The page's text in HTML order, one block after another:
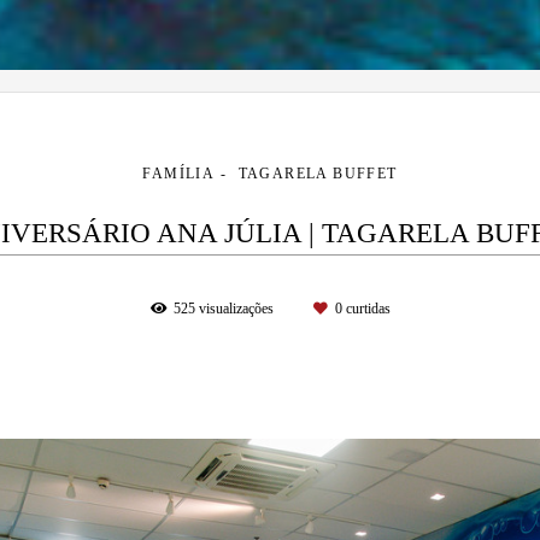
FAMÍLIA TAGARELA BUFFET
ANA JÚLIA | TAGARELA
525visualizações 0curtidas